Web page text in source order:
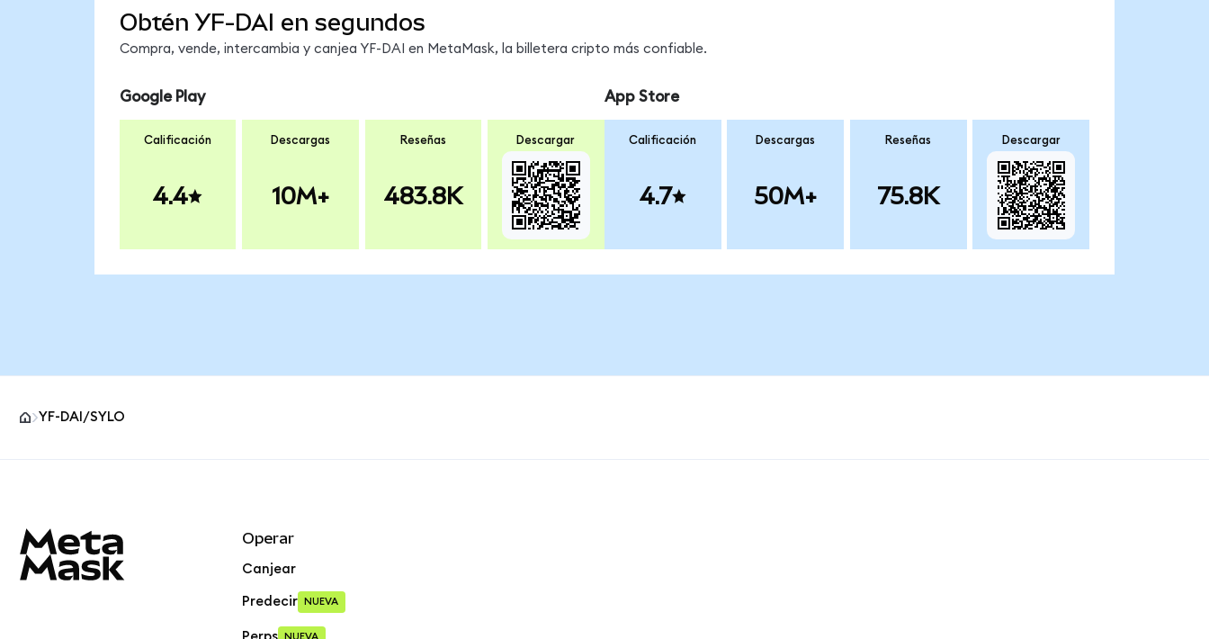
Obtén YF-DAI en segundos
Compra, vende, intercambia y canjea YF-DAI en MetaMask, la billetera cripto más confiable.
Google Play
Calificación
4.4
Descargas
10M+
Reseñas
483.8K
Descargar
App Store
Calificación
4.7
Descargas
50M+
Reseñas
75.8K
Descargar
YF-DAI/SYLO
Operar
Canjear
Predecir NUEVA
NUEVA